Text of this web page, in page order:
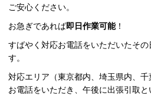
ご安心ください。
お急ぎであれば即日作業可能！
すばやく対応お電話をいただいたそ
す。
対応エリア（東京都内、埼玉県内、
お電話をいただき、午後に出張引取